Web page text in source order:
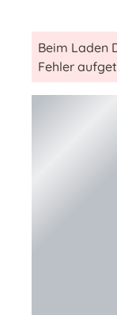
Beim Laden
Fehler